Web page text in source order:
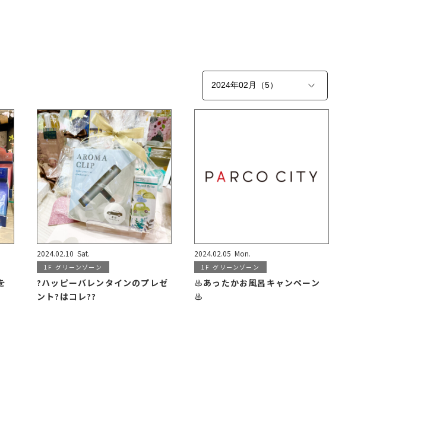
2024.02.10 Sat.
1F グリーンゾーン
?ハッピーバレンタインのプレゼ
ント?はコレ??
2024.02.05 Mon.
1F グリーンゾーン
♨️あったかお風呂キャンペーン
♨️